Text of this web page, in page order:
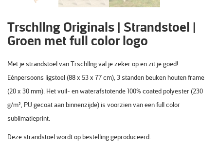
Trschllng Originals | Strandstoel |
Groen met full color logo
Met je strandstoel van Trschllng val je zeker op en zit je goed!
Eénpersoons ligstoel (88 x 53 x 77 cm), 3 standen beuken houten frame
(20 x 30 mm). Het vuil- en waterafstotende 100% coated polyester (230
g/m², PU gecoat aan binnenzijde) is voorzien van een full color
sublimatieprint.
Deze strandstoel wordt op bestelling geproduceerd.